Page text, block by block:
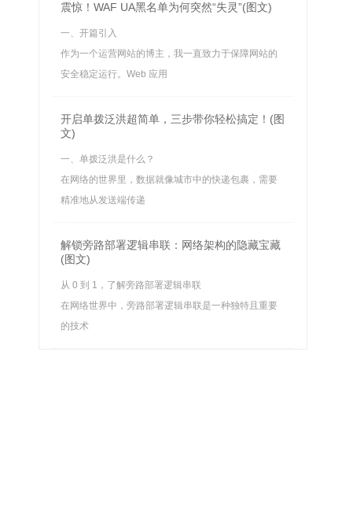
震惊！WAF UA黑名单为何突然“失灵”(图文)
一、开篇引入
作为一个运营网站的博主，我一直致力于保障网站的
安全稳定运行。Web 应用
开启单拨泛洪超简单，三步带你轻松搞定！(图
文)
一、单拨泛洪是什么？
在网络的世界里，数据就像城市中的快递包裹，需要
精准地从发送端传递
解锁旁路部署逻辑串联：网络架构的隐藏宝藏
(图文)
从 0 到 1，了解旁路部署逻辑串联
在网络世界中，旁路部署逻辑串联是一种独特且重要
的技术